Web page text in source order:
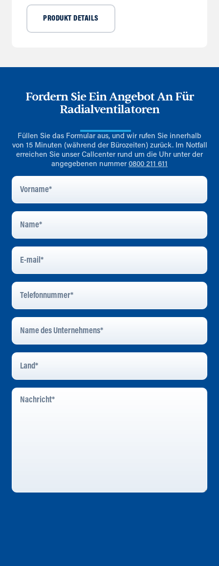
PRODUKT DETAILS
Fordern Sie Ein Angebot An Für
Radialventilatoren
Füllen Sie das Formular aus, und wir rufen Sie innerhalb
von 15 Minuten (während der Bürozeiten) zurück. Im Notfall
erreichen Sie unser Callcenter rund um die Uhr unter der
angegebenen nummer 0800 211 611
Vorname
Name
E-
Mail*
Telefonnummer
Name
Des
Unternehmens
Land
Nachricht